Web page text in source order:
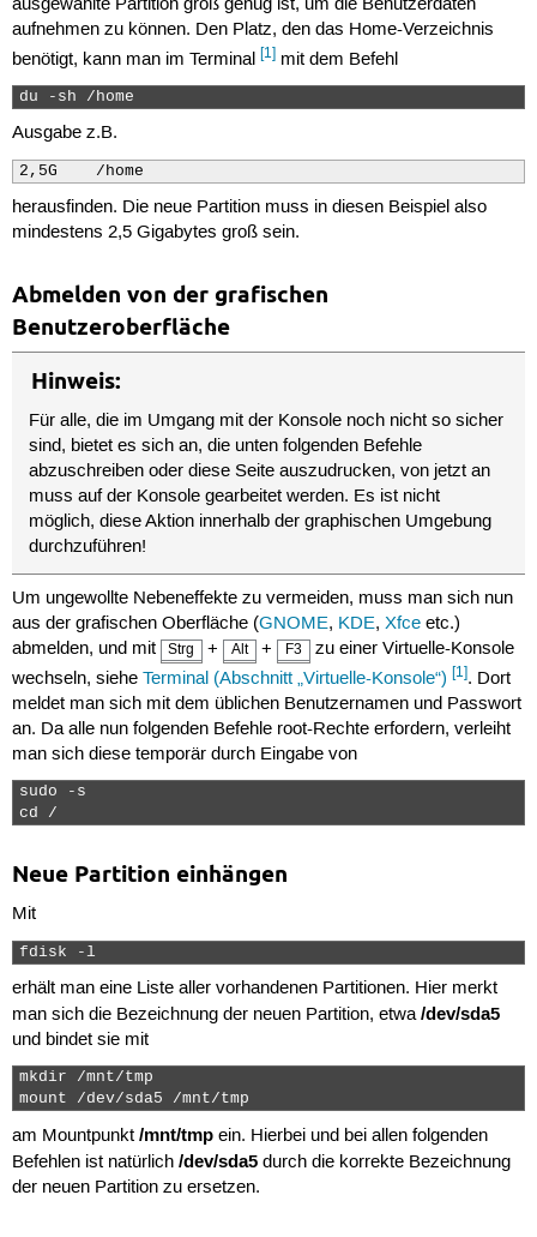
ausgewählte Partition groß genug ist, um die Benutzerdaten
aufnehmen zu können. Den Platz, den das Home-Verzeichnis
benötigt, kann man im Terminal [1]mit dem Befehl
du -sh /home
Ausgabe z.B.
2,5G    /home
herausfinden. Die neue Partition muss in diesen Beispiel also
mindestens 2,5 Gigabytes groß sein.
Abmelden von der grafischen
Benutzeroberfläche
Hinweis:
Für alle, die im Umgang mit der Konsole noch nicht so sicher
sind, bietet es sich an, die unten folgenden Befehle
abzuschreiben oder diese Seite auszudrucken, von jetzt an
muss auf der Konsole gearbeitet werden. Es ist nicht
möglich, diese Aktion innerhalb der graphischen Umgebung
durchzuführen!
Um ungewollte Nebeneffekte zu vermeiden, muss man sich nun
aus der grafischen Oberfläche (GNOME, KDE, Xfceetc.)
abmelden, und mit
Strg + Alt + F3
zu einer Virtuelle-Konsole
wechseln, siehe Terminal (Abschnitt „Virtuelle-Konsole“) [1]. Dort
meldet man sich mit dem üblichen Benutzernamen und Passwort
an. Da alle nun folgenden Befehle root-Rechte erfordern, verleiht
man sich diese temporär durch Eingabe von
sudo -s
cd /
Neue Partition einhängen
Mit
fdisk -l
erhält man eine Liste aller vorhandenen Partitionen. Hier merkt
man sich die Bezeichnung der neuen Partition, etwa/dev/sda5
und bindet sie mit
mkdir /mnt/tmp
mount /dev/sda5 /mnt/tmp
am Mountpunkt /mnt/tmpein. Hierbei und bei allen folgenden
Befehlen ist natürlich /dev/sda5durch die korrekte Bezeichnung
der neuen Partition zu ersetzen.